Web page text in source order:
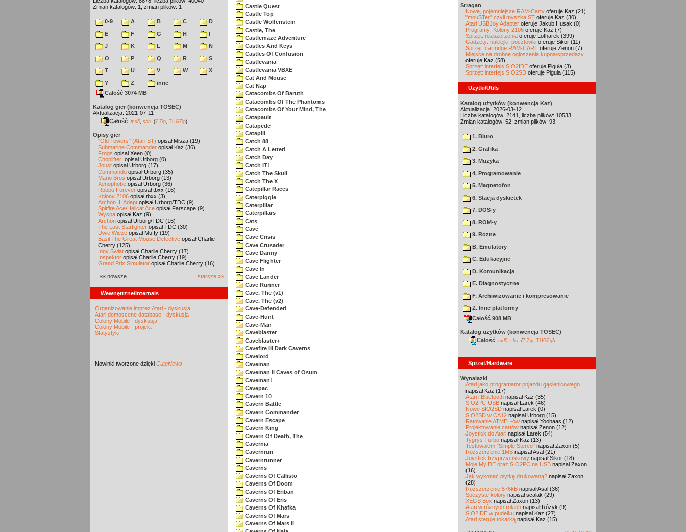
Zmian katalogów: 1, zmian plików: 1
0-9 A B C
D
E
F G H
I
J
K L M
N
O
P Q R
S
T
U V W
X
Y
Z
inne
Całość 3074 MB
Katalog gier (konwencja TOSEC)
Aktualizacja: 2021-07-11
Całość md5 sha (7-Zip TUGZip)
Opisy gier
"Old Towers" (Atari ST) opisał Misza (19)
Submarine Commander opisał Kaz (36)
Frogs opisał Xeen (0)
Choplifter! opisał Urborg (0)
Joust opisał Urborg (17)
Commando opisał Urborg (35)
Mario Bros opisał Urborg (13)
Xenophobe opisał Urborg (36)
Robbo Forever opisał tbxx (16)
Kolony 2106 opisał tbxx (3)
Archon II: Adept opisał Urborg/TDC (9)
Spitfire Ace/Hellcat Ace opisał Farscape (9)
Wyspa opisał Kaz (9)
Archon opisał Urborg/TDC (16)
The Last Starfighter opisał TDC (30)
Dwie Wieże opisał Muffy (19)
Basil The Great Mouse Detective opisał Charlie
Cherry (125)
Inny Świat opisał Charlie Cherry (17)
Inspektor opisał Charlie Cherry (19)
Grand Prix Simulator opisał Charlie Cherry (16)
«« nowsze starsze »»
Wewnętrzne/Internals
Organizowanie imprez Atari - dyskusja
Atari demoscene database - dyskusja
Colony Mobile - dyskusja
Colony Mobile - projekt
Statystyki
Nowinki tworzone dzięki CuteNews
Castle Quest
Castle Top
Castle Wolfenstein
Castle, The
Castlemaze Adventure
Castles And Keys
Castles Of Confusion
Castlevania
Castlevania VBXE
Cat And Mouse
Cat Nap
Catacombs Of Baruth
Catacombs Of The Phantoms
Catacombs Of Your Mind, The
Catapault
Catapede
Catapill
Catch 88
Catch A Letter!
Catch Day
Catch IT!
Catch The Skull
Catch The X
Catepillar Races
Caterpiggle
Caterpillar
Caterpillars
Cats
Cave
Cave Crisis
Cave Crusader
Cave Danny
Cave Flighter
Cave In
Cave Lander
Cave Runner
Cave, The (v1)
Cave, The (v2)
Cave-Defender!
Cave-Hunt
Cave-Man
Caveblaster
Caveblaster+
Cavefire III Dark Caverns
Cavelord
Caveman
Caveman II Caves of Osum
Caveman!
Cavepac
Cavern 10
Cavern Battle
Cavern Commander
Cavern Escape
Cavern King
Cavern Of Death, The
Cavernia
Cavernrun
Cavernrunner
Caverns
Caverns Of Callisto
Caverns Of Doom
Caverns Of Eriban
Caverns Of Eris
Caverns Of Khafka
Caverns Of Mars
Caverns Of Mars II
Stragan
Nowe, pojemniejsze RAM-Carty oferuje Kaz (21)
"mouSTer" czyli myszka ST oferuje Kaz (30)
Atari USBJoy Adapter oferuje Jakub Husak (0)
Programy: Kolony 2106 oferuje Kaz (7)
Sprzęt: rozszerzenia oferuje Lotharek (399)
Gadżety: naklejki, pocztówki oferuje Sikor (11)
Sprzęt: cartridge RAM-CART oferuje Zenon (7)
Miejsce na drobne ogłoszenia kupna/sprzedaży
oferuje Kaz (58)
Sprzęt: interfejs SIO2IDE oferuje Piguła (3)
Sprzęt: interfejs SIO2SD oferuje Piguła (115)
Użytki/Utils
Katalog użytków (konwencja Kaz)
Aktualizacja: 2026-03-12
Liczba katalogów: 2141, liczba plików: 10533
Zmian katalogów: 52, zmian plików: 93
1. Biuro
2. Grafika
3. Muzyka
4. Programowanie
5. Magnetofon
6. Stacja dyskietek
7. DOS-y
8. ROM-y
9. Rozne
B. Emulatory
C. Edukacyjne
D. Komunikacja
E. Diagnostyczne
F. Archiwizowanie i kompresowanie
Z. Inne platformy
Całość 908 MB
Katalog użytków (konwencja TOSEC)
Całość md5 sha (7-Zip TUGZip)
Sprzęt/Hardware
Wynalazki
Atari jako programator pojazdu gąsienicowego
napisał Kaz (17)
Atari i Bluetooth napisał Kaz (35)
SIO2PC-USB napisał Larek (46)
Nowe SIO2SD napisał Larek (0)
SIO2SD w CA12 napisał Urborg (15)
Ratowanie ATMEL-ów napisał Yoohaas (12)
Projektowanie cartów napisał Zenon (12)
Joystick do Atari napisał Larek (54)
Tygrys Turbo napisał Kaz (13)
Testowałem "Simple Stereo" napisał Zaxon (5)
Rozszerzenie 1MB napisał Asal (21)
Joystick trzyprzyciskowy napisał Sikor (18)
Moje MyIDE oraz SIO2PC na USB napisał Zaxon
(16)
Jak wykonać płytkę drukowaną? napisał Zaxon
(28)
Rozszerzenie 576kB napisał Asal (36)
Soczyste kolory napisał scalak (29)
XEGS Box napisał Zaxon (13)
Atari w różnych rolach napisał Różyk (9)
SIO2IDE w pudełku napisał Kaz (27)
Atari steruje tokarką napisał Kaz (15)